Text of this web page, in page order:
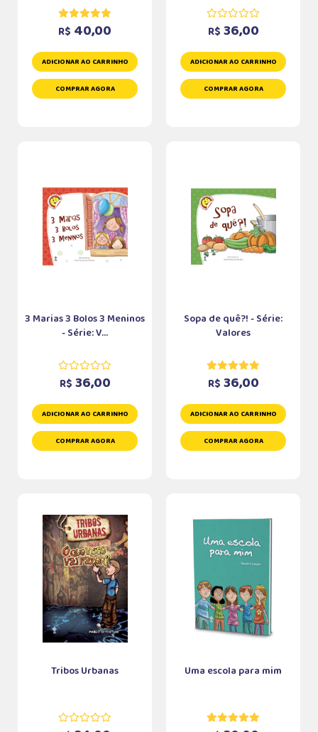
R$ 40,00
ADICIONAR AO CARRINHO
COMPRAR AGORA
R$ 36,00
ADICIONAR AO CARRINHO
COMPRAR AGORA
3 Marias 3 Bolos 3 Meninos
- Série: V...
R$ 36,00
ADICIONAR AO CARRINHO
COMPRAR AGORA
Sopa de quê?! - Série:
Valores
R$ 36,00
ADICIONAR AO CARRINHO
COMPRAR AGORA
Tribos Urbanas Uma escola para mim